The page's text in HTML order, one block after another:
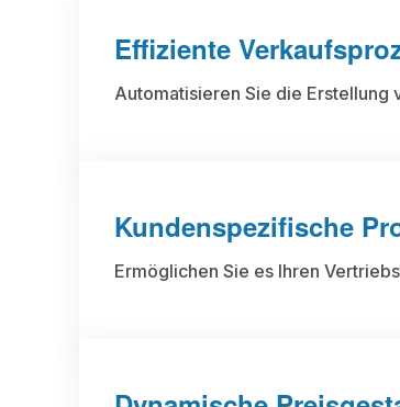
Effiziente
Automatisieren Sie die Erstellung
Kundenspezifische
Ermöglichen Sie es Ihren